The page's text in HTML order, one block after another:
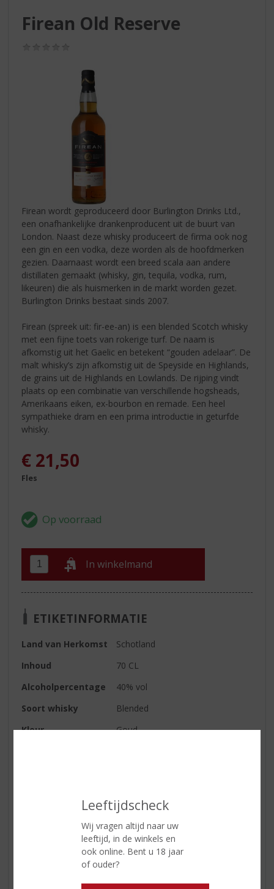
Leeftijdscheck
Wij vragen altijd naar uw
leeftijd, in de winkels en
ook online. Bent u 18 jaar
of ouder?
Firean Old Reserve
Firean wordt geproduceerd door Burlington Drinks Ltd.,
een onafhankelijke drankenproducent uit de buurt van
London. Naast deze whisky produceert de firma ook nog
een gin en een vodka, deze worden als de hoofdmerken
gezien. Daarnaast wordt een breed scala aan andere
distillaten gemaakt (whisky, gin, tequila, vodka, rum,
likeuren) die als huismerken in de markt worden gezet.
Burlington Drinks bestaat sinds 2007.
Firean (spreek uit: fir-ee-an) is een blended Scotch whisky
met een fijne toets van rokerige turf. De naam is
afkomstig uit het Gaelic en betekent “gouden adelaar”. De
malt whisky’s zijn afkomstig uit de Speyside en Highlands,
de grains uit de Highlands en Lowlands. De rijping vindt
plaats op een combinatie van verschillende hogsheads,
Amerikaans eiken, ex-bourbon en remade. Een heel
sympathieke dram en een prima introductie in geturfde
whisky.
€ 21,50
Fles
In winkelmand
ETIKETINFORMATIE
Land van Herkomst
Schotland
Inhoud
70 CL
Alcoholpercentage
40% vol
Soort whisky
Blended
Kleur
Goud.
Zacht en fris met tonen van
turfrook, kruiden, vanille en fijne
florale accenten.
In de afdronk speelt de
rokerigheid een wat grotere rol.